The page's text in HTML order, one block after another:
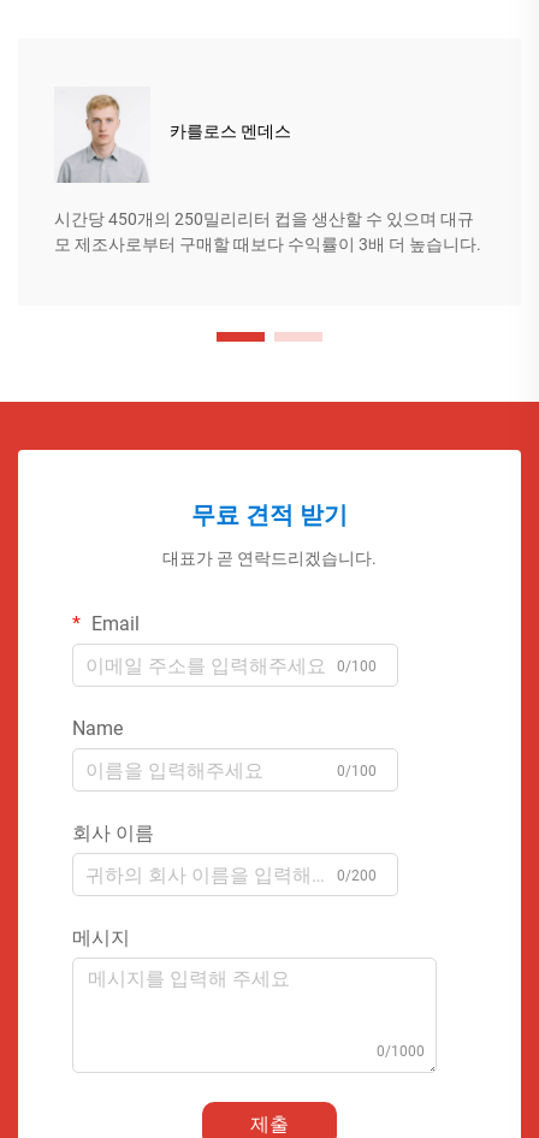
카를로스 멘데스
시간당 450개의 250밀리리터 컵을 생산할 수 있으며 대규
모 제조사로부터 구매할 때보다 수익률이 3배 더 높습니다.
무료 견적 받기
대표가 곧 연락드리겠습니다.
Email
0/100
Name
0/100
회사 이름
0/200
메시지
0/1000
제출